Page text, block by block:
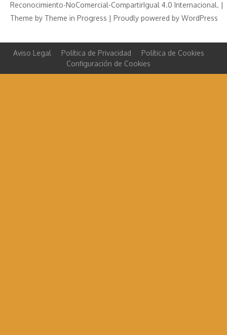
Reconocimiento-NoComercial-CompartirIgual 4.0 Internacional. |
Theme by Theme in Progress | Proudly powered by WordPress
Aviso Legal Política de Privacidad
Política de Cookies
Configuración de Cookies